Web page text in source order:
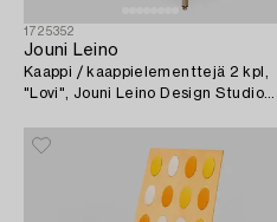
1725352
Jouni Leino
Kaappi / kaappielementtejä 2 kpl,
"Lovi", Jouni Leino Design Studio